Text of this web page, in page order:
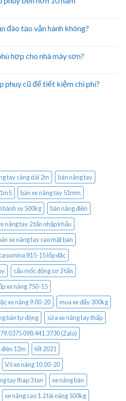
đào tạo vận hành không?
hợp cho nhà máy sơn?
phuy cũ để tiết kiệm chi phí?
tay càng dài 2m
bàn nâng tay
bán xe nâng tay 51mm
bánh xe 500kg
bàn nâng điện
nâng tay 2 tấn nhập khẩu
xe nâng tay cao mặt bàn
815-15 lốp đặc
cẩu mốc động cơ 2 tấn
xe nâng 750-15
xe nâng 9.00-20
mua xe đẩy 300kg
bán tự động
sữa xe nâng tay thấp
098.441.3730 (Zalo)
12m
tết 2021
Vỏ xe nâng 10.00-20
tay thap 3 tan
xe nâng bàn
xe nâng cao 1.2 tải nâng 500kg